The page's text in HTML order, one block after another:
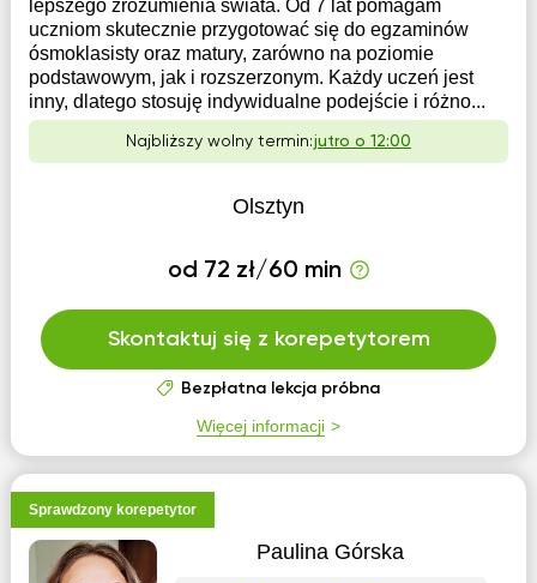
lepszego zrozumienia świata. Od 7 lat pomagam
uczniom skutecznie przygotować się do egzaminów
ósmoklasisty oraz matury, zarówno na poziomie
podstawowym, jak i rozszerzonym. Każdy uczeń jest
inny, dlatego stosuję indywidualne podejście i różno...
Najbliższy wolny termin:jutro o 12:00
Olsztyn
od 72 zł/60 min
Skontaktuj się z korepetytorem
Bezpłatna lekcja próbna
Więcej informacji
Sprawdzony korepetytor
Paulina Górska